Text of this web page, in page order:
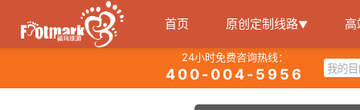
首页 原创定制线路▼ 高
24小时免费咨询热线：
400-004-5956